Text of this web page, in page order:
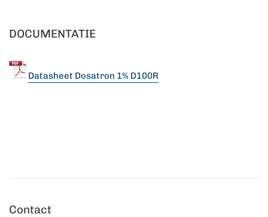
DOCUMENTATIE
Datasheet Dosatron 1% D100R
Contact